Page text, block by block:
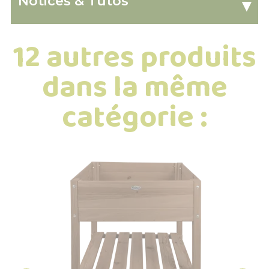
▾
12 autres produits
dans la même
catégorie :